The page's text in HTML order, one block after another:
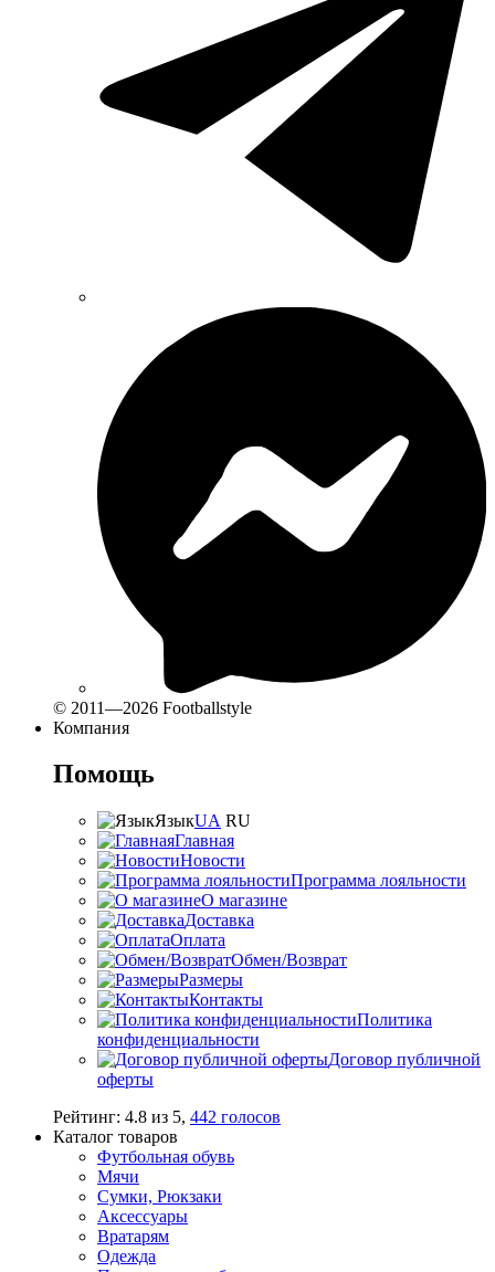
© 2011—2026 Footballstyle
Компания
Помощь
ЯзыкUA RU
Главная
Новости
Программа лояльности
О магазине
Доставка
Оплата
Обмен/Возврат
Размеры
Контакты
Политика
конфиденциальности
Договор публичной
оферты
Рейтинг: 4.8 из 5, 442 голосов
Каталог товаров
Футбольная обувь
Мячи
Сумки, Рюкзаки
Аксессуары
Вратарям
Одежда